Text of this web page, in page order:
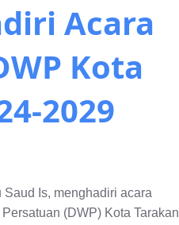
Acara
Kota
2029
Saud Is, menghadiri acara
(DWP) Kota Tarakan